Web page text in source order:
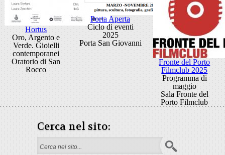
Hortus
Oro, Argento e
Verde. Gioielli
contemporanei
Oratorio di San
Rocco
Porta Aperta
Ciclo di eventi
2025
Porta San Giovanni
Fronte del Porto
Filmclub 2025
Programma di
maggio
Sala Fronte del
Porto Filmclub
Cerca nel sito:
Form di ricerca